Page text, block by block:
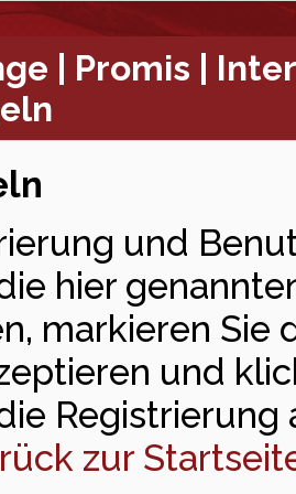
| Promis |
und
hier
markieren Sie
und
zur